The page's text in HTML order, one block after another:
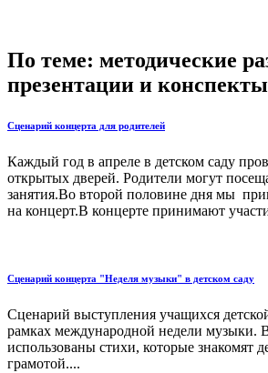
По теме: методические
презентации и конспекты
Сценарий концерта для родителей
Каждый год в апреле в детском саду
открытых дверей. Родители могут
занятия.Во второй половине дня мы
на концерт.В концерте принимают
Сценарий концерта "Неделя музыки" в детском саду
Сценарий выступления учащихся
рамках международной недели музыки.
использованы стихи, которые знакомят
грамотой....